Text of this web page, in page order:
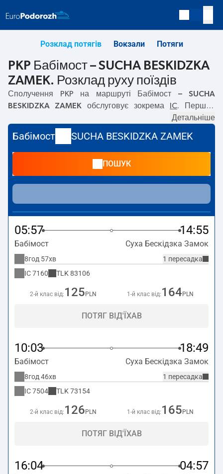
Розклад потягів Вокзали Потяги
PKP Бабімост – SUCHA BESKIDZKA
ZAMEK. Розклад руху поїздів
Сполучення PKP на маршруті
Бабімост – SUCHA
BESKIDZKA ZAMEK обслуговує зокрема IC. Перший
з вокзалу PKP Бабімост. Останній
потяг до SUCHA BESKIDZKA ZAMEK вирушає о 16:04. На
маршрутіБабімост–SUCHA BESKIDZKA ZAMEK курсують
також інші потяги:— пропонують нижчу ціну квитка і
зазвичай довший час подорожі. Потяг завершує
маршрут на станції SUCHA BESKIDZKA ZAMEK.
Детальніше
Бабімост SUCHA BESKIDZKA ZAMEK
ПОШУК
05:57 14:55
Бабімост Суха Бескідзка Замок
1 пересадка
8год 57хв
IC7160 TLK 83106
2-й клас від: 125 PLN 1-й клас від: 164 PLN
ПОТЯГ ВІД'ЇХАВ
10:03 18:49
Бабімост Суха Бескідзка Замок
1 пересадка
8год 46хв
IC7504 TLK 73154
2-й клас від: 126 PLN 1-й клас від: 165 PLN
ПОТЯГ ВІД'ЇХАВ
16:04 04:57